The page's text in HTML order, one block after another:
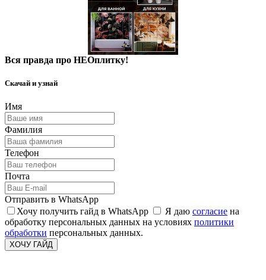
Вся правда про НЕОплитку!
Скачай и узнай
Имя
Фамилия
Телефон
Почта
Отправить в WhatsApp
Хочу получить гайд в WhatsApp
Я даю согласие на
обработку персональных данных на условиях политики
обработки персональных данных.
ХОЧУ ГАЙД